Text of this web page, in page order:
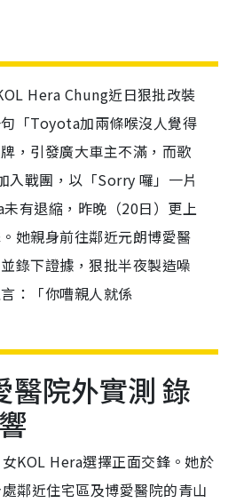
Hera Chung近日狠批改裝
「Toyota加兩條喉沒人覺得
，引發廣大車主不滿，而歌
入戰團，以「Sorry 囉」一片
有退縮，昨晚（20日）更上
她親身前往鄰近元朗博愛醫
錄下證據，狠批半夜製造噪
：「你嘈親人就係
醫院外實測 錄
KOL Hera選擇正面交鋒。她於
鄰近住宅區及博愛醫院的青山